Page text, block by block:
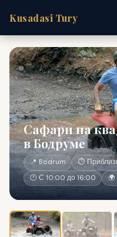
Kusadasi Tury
Сафари на
в Бодруме
📍 Bodrum
⏱
🕐 С 10:00 до 16:00
🌍